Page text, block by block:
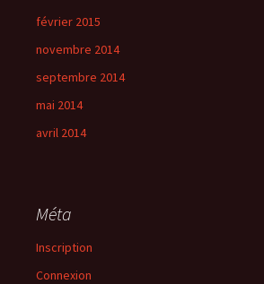
février 2015
novembre 2014
septembre 2014
mai 2014
avril 2014
Méta
Inscription
Connexion